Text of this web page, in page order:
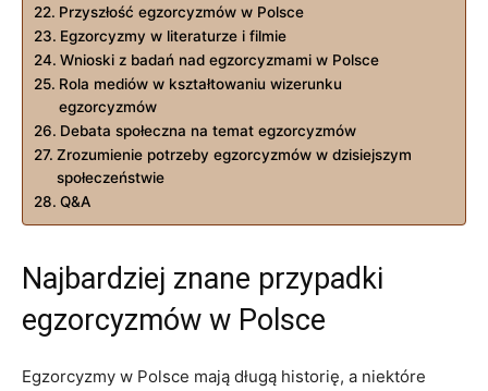
Przyszłość egzorcyzmów w Polsce
Egzorcyzmy‌ w literaturze i filmie
Wnioski z badań nad egzorcyzmami w Polsce
Rola⁣ mediów w kształtowaniu wizerunku
egzorcyzmów
Debata społeczna ⁣na temat egzorcyzmów
Zrozumienie potrzeby egzorcyzmów w⁢ dzisiejszym
społeczeństwie
Q&A
Najbardziej znane⁤ przypadki
egzorcyzmów w Polsce
Egzorcyzmy‍ w Polsce​ mają długą historię, a niektóre